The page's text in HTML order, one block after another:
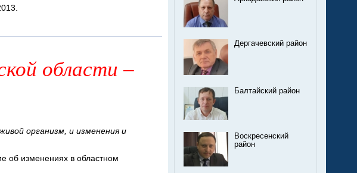
области –
организм, и изменения и
об изменениях в областном
Дергачевский район
Балтайский район
Воскресенский
район